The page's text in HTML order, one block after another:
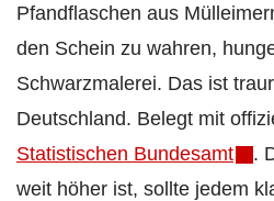
Pfandflaschen aus
den Schein zu wahren,
Schwarzmalerei. Das ist
Deutschland. Belegt mit
Statistischen Bundesamt
.
weit höher ist, sollte jedem